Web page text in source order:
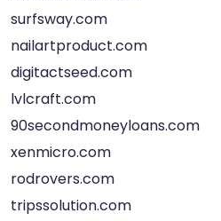
surfsway.com
nailartproduct.com
digitactseed.com
lvlcraft.com
90secondmoneyloans.com
xenmicro.com
rodrovers.com
tripssolution.com